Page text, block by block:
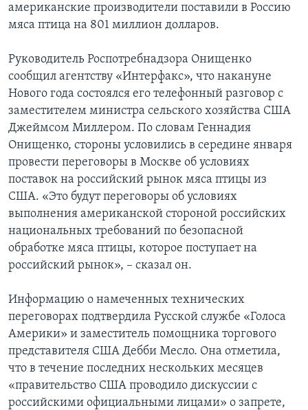
Языки
американские производители поставили в Россию
мяса птица на 801 миллион долларов.
Руководитель Роспотребнадзора Онищенко
сообщил агентству «Интерфакс», что накануне
Нового года состоялся его телефонный разговор с
заместителем министра сельского хозяйства США
Джеймсом Миллером. По словам Геннадия
Онищенко, стороны условились в середине января
провести переговоры в Москве об условиях
поставок на российский рынок мяса птицы из
США. «Это будут переговоры об условиях
выполнения американской стороной российских
национальных требований по безопасной
обработке мяса птицы, которое поступает на
российский рынок», – сказал он.
Информацию о намеченных технических
переговорах подтвердила Русской службе «Голоса
Америки» и заместитель помощника торгового
представителя США Дебби Месло. Она отметила,
что в течение последних нескольких месяцев
«правительство США проводило дискуссии с
российскими официальными лицами» о запрете,